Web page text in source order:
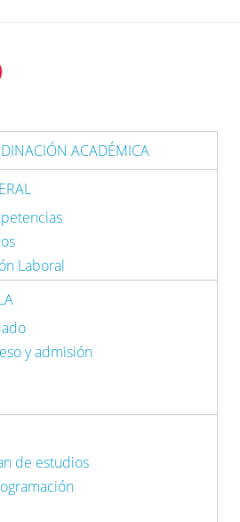
ACADÉMICA
Laboral
y admisión
de estudios